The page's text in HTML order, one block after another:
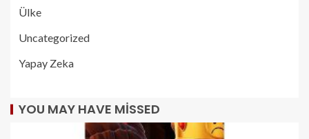
Ülke
Uncategorized
Yapay Zeka
YOU MAY HAVE MISSED